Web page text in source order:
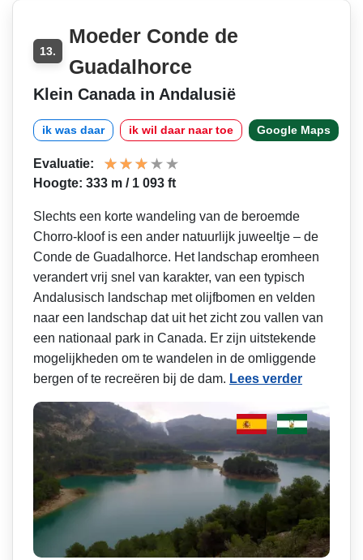
13.
Moeder Conde de
Guadalhorce
Klein Canada in Andalusië
ik was daar ik wil daar naar toe Google Maps
Evaluatie:
Hoogte: 333 m / 1 093 ft
Slechts een korte wandeling van de beroemde
Chorro-kloof is een ander natuurlijk juweeltje – de
Conde de Guadalhorce. Het landschap eromheen
verandert vrij snel van karakter, van een typisch
Andalusisch landschap met olijfbomen en velden
naar een landschap dat uit het zicht zou vallen van
een nationaal park in Canada. Er zijn uitstekende
mogelijkheden om te wandelen in de omliggende
bergen of te recreëren bij de dam. Lees verder